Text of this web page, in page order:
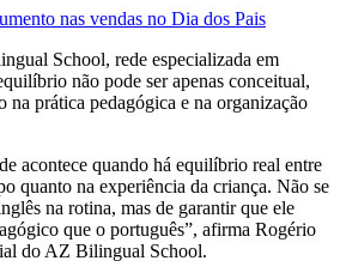
nas vendas no Dia dos Pais
School, rede especializada em
não pode ser apenas conceitual,
na prática pedagógica e na organização
acontece quando há equilíbrio real entre
quanto na experiência da criança. Não se
na rotina, mas de garantir que ele
que o português”, afirma Rogério
do AZ Bilingual School.